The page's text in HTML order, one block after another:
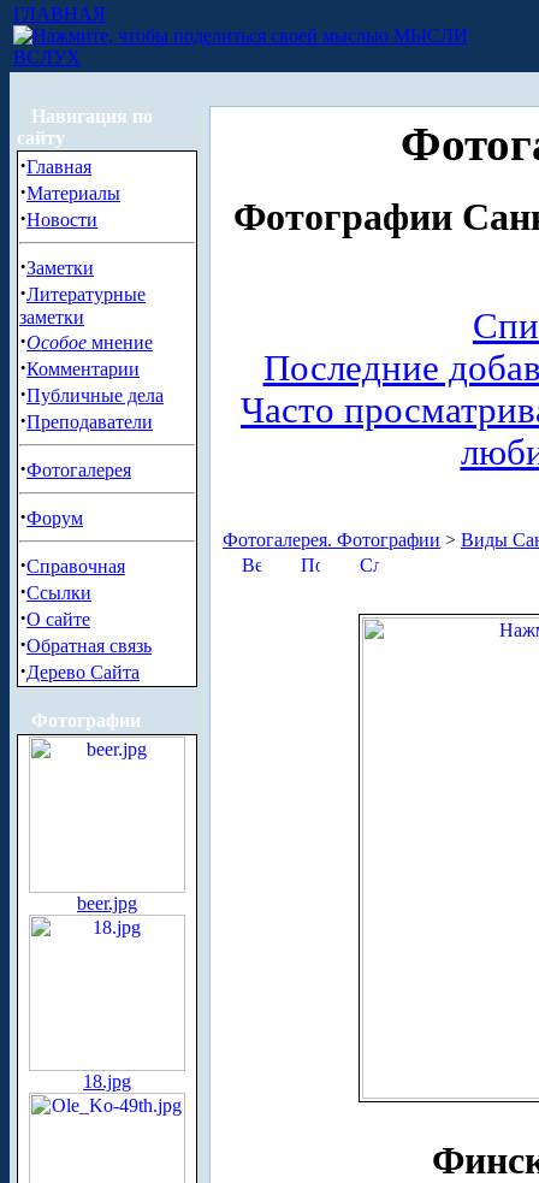
ГЛАВНАЯ
МЫСЛИ
ВСЛУХ
Навигация по
сайту
·Главная
·Материалы
·Новости
·Заметки
·Литературные
заметки
·Особое мнение
·Комментарии
·Публичные дела
·Преподаватели
·Фотогалерея
·Форум
·Справочная
·Ссылки
·О сайте
·Обратная связь
·Дерево Сайта
Фотографии
beer.jpg
18.jpg
Фотографии
Последние
Часто
Фотогалерея. Фотографии > Виды